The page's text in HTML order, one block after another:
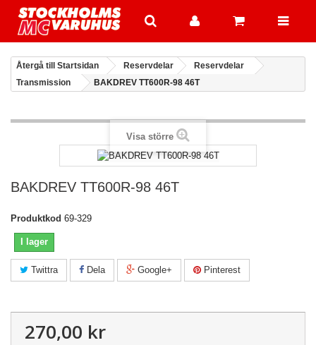
Återgå till Startsidan Reservdelar
Reservdelar
Transmission
BAKDREV TT600R-98 46T
Visa större
BAKDREV TT600R-98 46T
Produktkod 69-329
I lager
Twittra Dela Google+ Pinterest
270,00 kr